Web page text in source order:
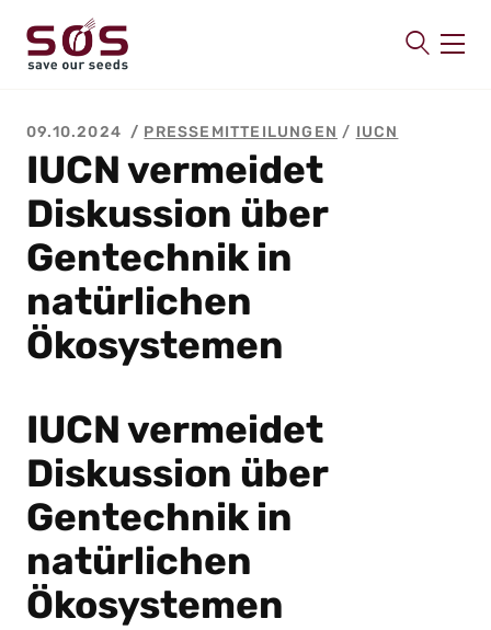
Über uns
Aktuelles
Mitmachen
Publikationen
Kontakt
09.10.2024 PRESSEMITTEILUNGEN / IUCN
IUCN vermeidet
Diskussion über
Gentechnik in
natürlichen
Ökosystemen
IUCN vermeidet
Diskussion über
Gentechnik in
natürlichen
Ökosystemen